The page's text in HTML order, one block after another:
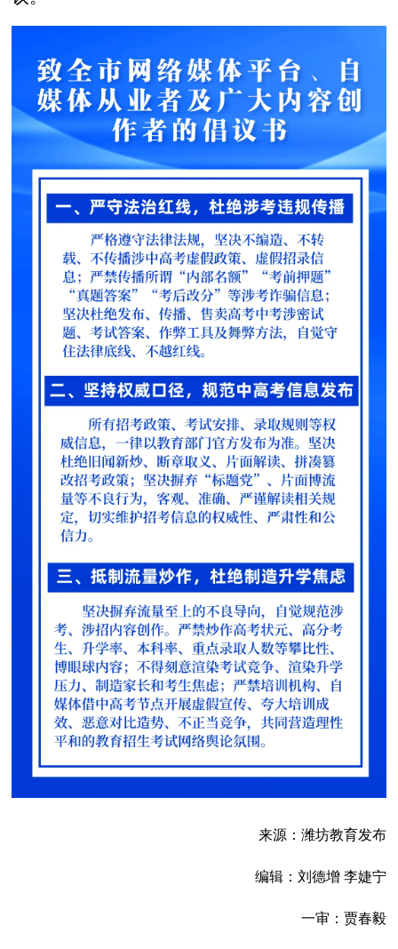
来源：潍坊教育发布
编辑：刘德增 李婕宁
一审：贾春毅